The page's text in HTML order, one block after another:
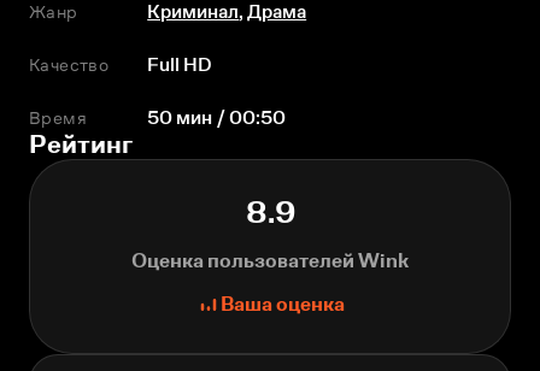
Жанр Криминал,Драма
Качество Full HD
Время 50 мин / 00:50
Рейтинг
8.9
Оценка пользователей Wink
Ваша оценка